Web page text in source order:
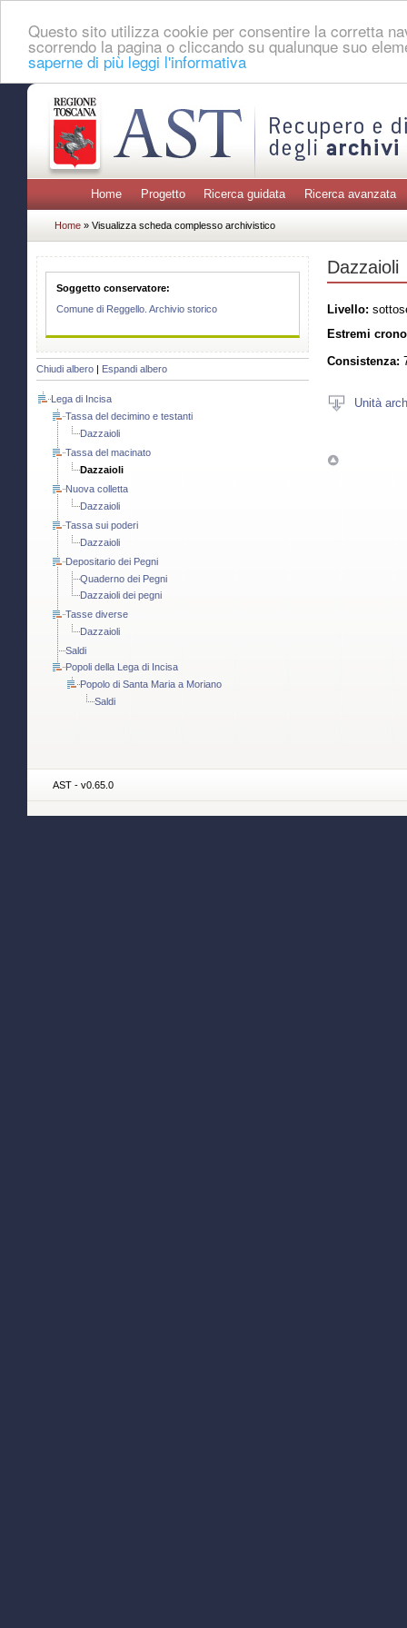
Questo sito utilizza cookie per consentire la corretta
scorrendo la pagina o cliccando su qualunque suo
saperne di più leggi l'informativa
Home Progetto Ricerca guidata Ricerca avanzata
Home » Visualizza scheda complesso archivistico
Soggetto conservatore:
Comune di Reggello. Archivio storico
Chiudi albero Espandi albero
Lega di Incisa
Tassa del decimino e testanti
Dazzaioli
Tassa del macinato
Dazzaioli
Nuova colletta
Dazzaioli
Tassa sui poderi
Dazzaioli
Depositario dei Pegni
Quaderno dei Pegni
Dazzaioli dei pegni
Tasse diverse
Dazzaioli
Saldi
Popoli della Lega di Incisa
Popolo di Santa Maria a Moriano
Saldi
Dazzaioli
Livello:
Estremi
Consistenza:
Unità
AST - v0.65.0